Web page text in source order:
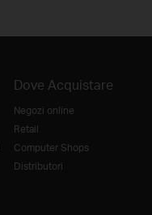
Dove Acquistare
Negozi online
Retail
Computer Shops
Distributori